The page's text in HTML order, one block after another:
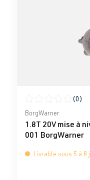
Note moyenne de
(0)
BorgWarner
1.8T 20V mise à
001 BorgWarner
Livrable sous 5 à 8